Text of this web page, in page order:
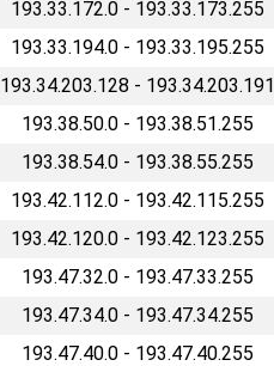
193.33.172.0 - 193.33.173.255
193.33.194.0 - 193.33.195.255
193.34.203.128 - 193.34.203.191
193.38.50.0 - 193.38.51.255
193.38.54.0 - 193.38.55.255
193.42.112.0 - 193.42.115.255
193.42.120.0 - 193.42.123.255
193.47.32.0 - 193.47.33.255
193.47.34.0 - 193.47.34.255
193.47.40.0 - 193.47.40.255